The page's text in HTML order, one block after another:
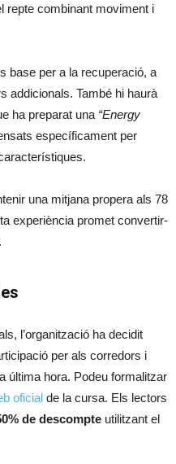
repte combinant moviment i
base per a la recuperació, a
addicionals. També hi haurà
ha preparat una “Energy
específicament per
una mitjana propera als 78
experiència promet convertir-
l’organització ha decidit
per als corredors i
última hora. Podeu formalitzar
oficial de la cursa. Els lectors
de descompte utilitzant el